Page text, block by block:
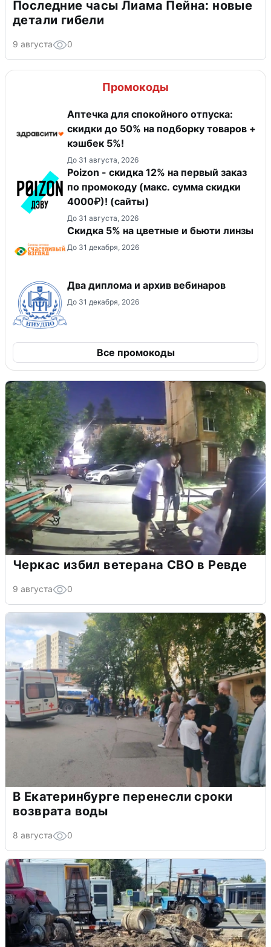
Последние часы Лиама Пейна: новые
детали гибели
9 августа 0
Промокоды
Аптечка для спокойного отпуска:
скидки до 50% на подборку товаров +
кэшбек 5%!
До 31 августа, 2026
Poizon - скидка 12% на первый заказ
по промокоду (макс. сумма скидки
4000₽)! (сайты)
До 31 августа, 2026
Скидка 5% на цветные и бьюти линзы
До 31 декабря, 2026
Два диплома и архив вебинаров
До 31 декабря, 2026
Все промокоды
Черкас избил ветерана СВО в Ревде
9 августа 0
В Екатеринбурге перенесли сроки
возврата воды
8 августа 0